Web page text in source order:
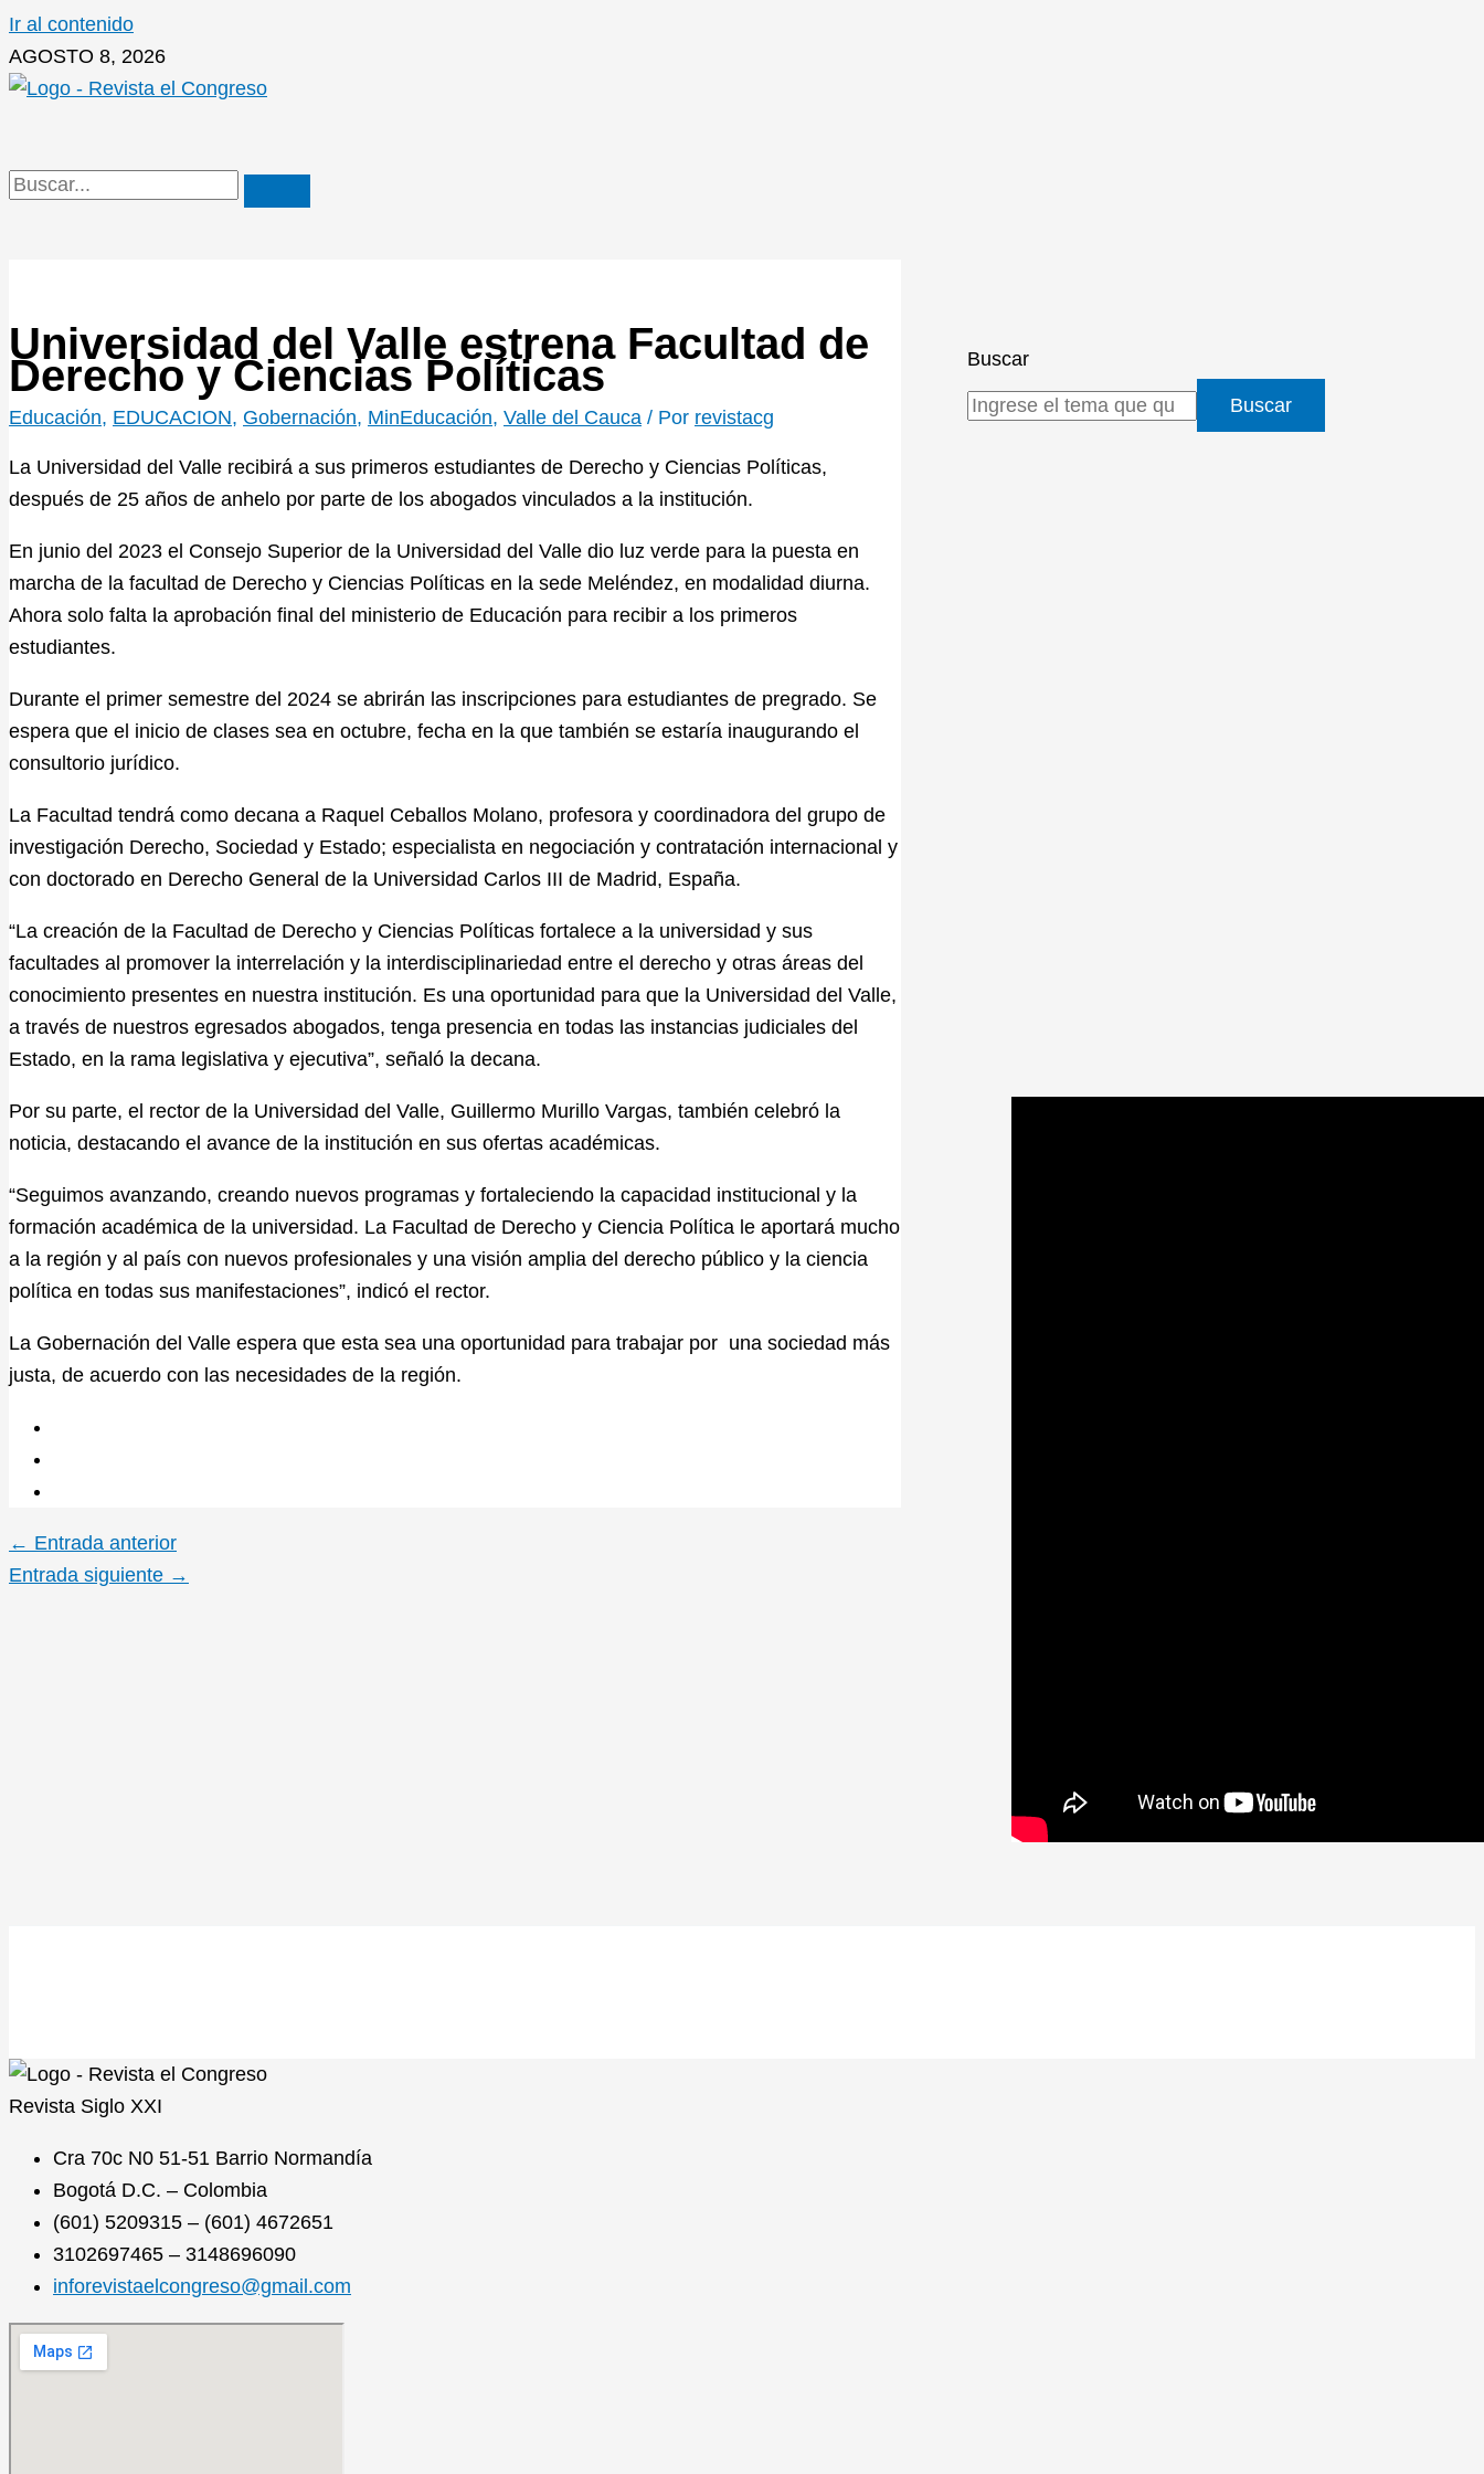
Ir al contenido
AGOSTO 8, 2026
Universidad del Valle estrena Facultad de
Derecho y Ciencias Políticas
Educación, EDUCACION, Gobernación, MinEducación, Valle del Cauca / Por revistacg
La Universidad del Valle recibirá a sus primeros estudiantes de Derecho y Ciencias Políticas,
después de 25 años de anhelo por parte de los abogados vinculados a la institución.
En junio del 2023 el Consejo Superior de la Universidad del Valle dio luz verde para la puesta en
marcha de la facultad de Derecho y Ciencias Políticas en la sede Meléndez, en modalidad diurna.
Ahora solo falta la aprobación final del ministerio de Educación para recibir a los primeros
estudiantes.
Durante el primer semestre del 2024 se abrirán las inscripciones para estudiantes de pregrado. Se
espera que el inicio de clases sea en octubre, fecha en la que también se estaría inaugurando el
consultorio jurídico.
La Facultad tendrá como decana a Raquel Ceballos Molano, profesora y coordinadora del grupo de
investigación Derecho, Sociedad y Estado; especialista en negociación y contratación internacional y
con doctorado en Derecho General de la Universidad Carlos III de Madrid, España.
“La creación de la Facultad de Derecho y Ciencias Políticas fortalece a la universidad y sus
facultades al promover la interrelación y la interdisciplinariedad entre el derecho y otras áreas del
conocimiento presentes en nuestra institución. Es una oportunidad para que la Universidad del Valle,
a través de nuestros egresados abogados, tenga presencia en todas las instancias judiciales del
Estado, en la rama legislativa y ejecutiva”, señaló la decana.
Por su parte, el rector de la Universidad del Valle, Guillermo Murillo Vargas, también celebró la
noticia, destacando el avance de la institución en sus ofertas académicas.
“Seguimos avanzando, creando nuevos programas y fortaleciendo la capacidad institucional y la
formación académica de la universidad. La Facultad de Derecho y Ciencia Política le aportará mucho
a la región y al país con nuevos profesionales y una visión amplia del derecho público y la ciencia
política en todas sus manifestaciones”, indicó el rector.
La Gobernación del Valle espera que esta sea una oportunidad para trabajar por una sociedad más
justa, de acuerdo con las necesidades de la región.
← Entrada anterior
Entrada siguiente →
Buscar
Buscar
Revista Siglo XXI
Cra 70c N0 51-51 Barrio Normandía
Bogotá D.C. – Colombia
(601) 5209315 – (601) 4672651
3102697465 – 3148696090
inforevistaelcongreso@gmail.com